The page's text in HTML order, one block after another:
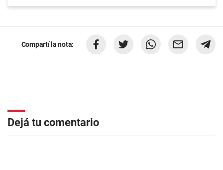
Compartí la nota:
Dejá tu comentario